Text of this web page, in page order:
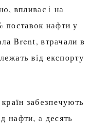
впливає і на
поставок нафти у
Brent, втрачали в
від експорту
забезпечують
нафти, а десять